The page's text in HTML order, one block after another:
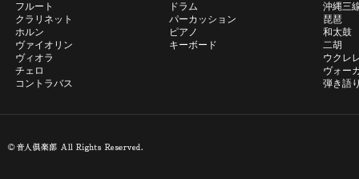
フルート
クラリネット
ホルン
ヴァイオリン
ヴィオラ
チェロ
コントラバス
ドラム
パーカッション
ピアノ
キーボード
沖縄三
琵琶
和太鼓
二胡
ウクレ
ヴォー
弾き語